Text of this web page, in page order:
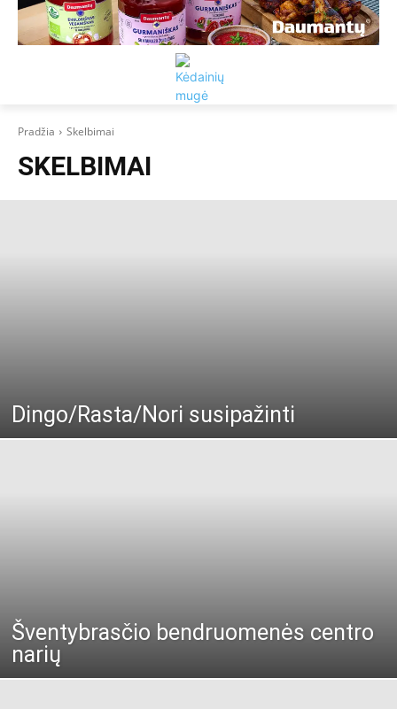
Pradžia Skelbimai
SKELBIMAI
Dingo/Rasta/Nori susipažinti
Šventybrasčio bendruomenės centro
narių